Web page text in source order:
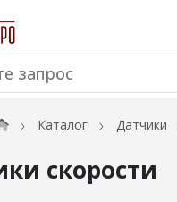
Каталог Датчики
скорости